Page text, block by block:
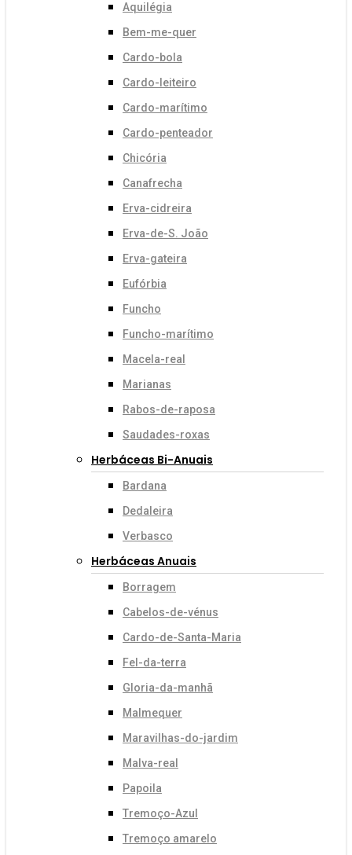
Aquilégia
Bem-me-quer
Cardo-bola
Cardo-leiteiro
Cardo-marítimo
Cardo-penteador
Chicória
Canafrecha
Erva-cidreira
Erva-de-S. João
Erva-gateira
Eufórbia
Funcho
Funcho-marítimo
Macela-real
Marianas
Rabos-de-raposa
Saudades-roxas
Herbáceas Bi-Anuais
Bardana
Dedaleira
Verbasco
Herbáceas Anuais
Borragem
Cabelos-de-vénus
Cardo-de-Santa-Maria
Fel-da-terra
Gloria-da-manhã
Malmequer
Maravilhas-do-jardim
Malva-real
Papoila
Tremoço-Azul
Tremoço amarelo